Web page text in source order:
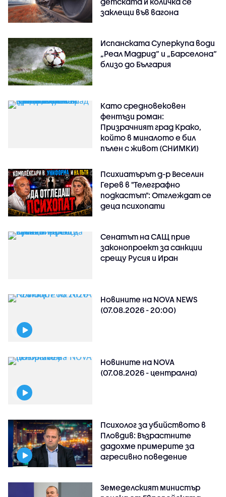
заклещи във вагона
Испанската Суперкупа води
„Реал Мадрид“ и „Барселона“
близо до България
Като средновековен
фентъзи роман:
Призрачният град Крако,
който в миналото е бил
пълен с живот (СНИМКИ)
Психиатърът д-р Веселин
Герев в "Телеграфно
подкастът": Отглеждат се
деца психопати
Сенатът на САЩ прие
законопроект за санкции
срещу Русия и Иран
Новините на NOVA NEWS
(07.08.2026 - 20:00)
Новините на NOVA
(07.08.2026 - централна)
Психолог за убийството в
Пловдив: Възрастните
дадохме примерите за
агресивно поведение
Земеделският министър